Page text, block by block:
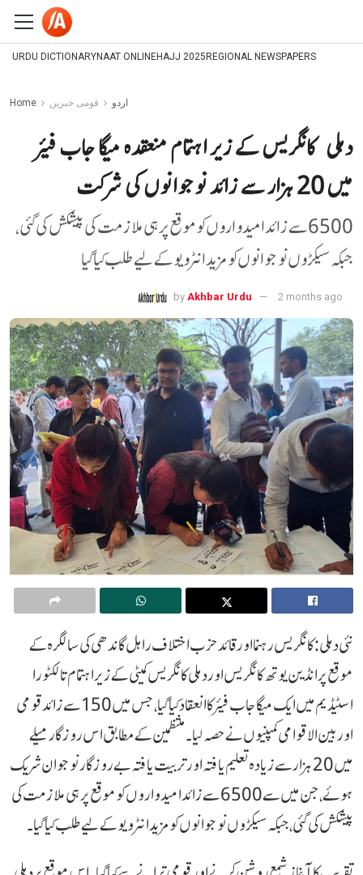
URDU DICTIONARYNAAT ONLINEHAJJ 2025 REGIONAL NEWSPAPERS
Home اردو قومی خبریں
دہلی کانگریس کے زیر اہتمام منعقدہ میگا جاب فیئر
میں 20 ہزار سے زائد نوجوانوں کی شرکت
6500 سے زائد امیدواروں کو موقع پر ہی ملازمت کی پیشکش کی گئی،
جبکہ سیکڑوں نوجوانوں کو مزید انٹرویو کے لیے طلب کیا گیا
by Akhbar Urdu 2 months ago
نئی دہلی: کانگریس رہنما اور قائد حزب اختلاف راہل گاندھی کی سالگرہ کے
موقع پر انڈین یوتھ کانگریس اور دہلی کانگریس کمیٹی کے زیر اہتمام تالکٹورا
اسٹیڈیم میں ایک میگا جاب فیئر کا انعقاد کیا گیا، جس میں 150 سے زائد قومی
اور بین الاقوامی کمپنیوں نے حصہ لیا۔ منتظمین کے مطابق اس روزگار میلے
میں 20 ہزار سے زیادہ تعلیم یافتہ اور تربیت یافتہ بے روزگار نوجوان شریک
ہوئے، جن میں سے 6500 سے زائد امیدواروں کو موقع پر ہی ملازمت کی
پیشکش کی گئی، جبکہ سیکڑوں نوجوانوں کو مزید انٹرویو کے لیے طلب کیا گیا۔